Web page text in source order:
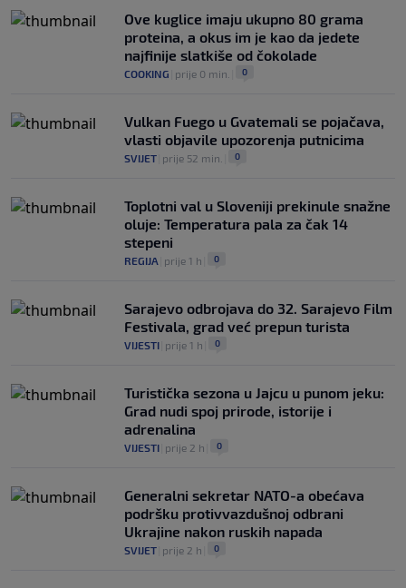
planova: Otkriveno šta je ponudio
Marokancima za podršku
NOGOMET |prije 2 h| 0
Ove kuglice imaju ukupno 80 grama
proteina, a okus im je kao da jedete
najfinije slatkiše od čokolade
COOKING prije 0 min. 0
Vulkan Fuego u Gvatemali se pojačava,
vlasti objavile upozorenja putnicima
SVIJET prije 52 min. 0
Toplotni val u Sloveniji prekinule snažne
oluje: Temperatura pala za čak 14
stepeni
REGIJA prije 1 h 0
Sarajevo odbrojava do 32. Sarajevo Film
Festivala, grad već prepun turista
VIJESTI prije 1 h 0
Turistička sezona u Jajcu u punom jeku:
Grad nudi spoj prirode, istorije i
adrenalina
VIJESTI prije 2 h 0
Generalni sekretar NATO-a obećava
podršku protivvazdušnoj odbrani
Ukrajine nakon ruskih napada
SVIJET prije 2 h 0